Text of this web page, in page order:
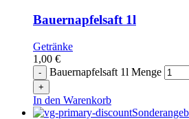
Bauernapfelsaft 1l
Getränke
1,00 €
Bauernapfelsaft 1l Menge
In den Warenkorb